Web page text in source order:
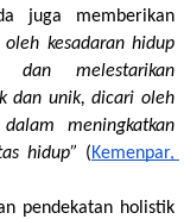
juga memberikan
kesadaran hidup
dan melestarikan
dan unik, dicari oleh
meningkatkan
hidup” (Kemenpar,
pendekatan holistik